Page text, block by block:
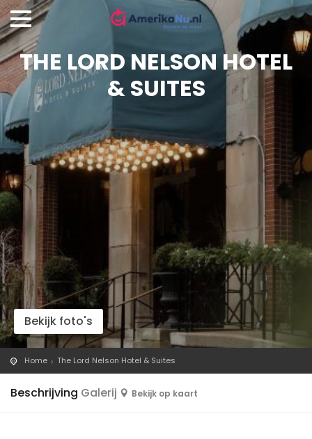
THE LORD NELSON HOTEL
& SUITES
Bekijk foto's
Home The Lord Nelson Hotel & Suites
Beschrijving Galerij Bekijk op kaart